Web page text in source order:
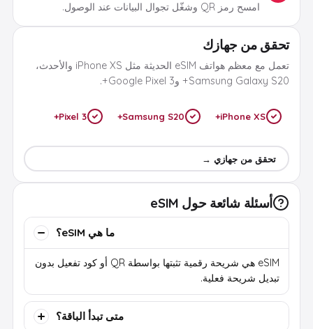
امسح رمز QR وشغّل تجوال البيانات عند الوصول.
تحقق من جهازك
تعمل مع معظم هواتف eSIM الحديثة مثل iPhone XS والأحدث،
Samsung Galaxy S20+ وGoogle Pixel 3+.
iPhone XS+
Samsung S20+
Pixel 3+
تحقق من جهازي →
أسئلة شائعة حول eSIM
ما هي eSIM؟
eSIM هي شريحة رقمية تثبتها بواسطة QR أو كود تفعيل بدون
تبديل شريحة فعلية.
متى تبدأ الباقة؟